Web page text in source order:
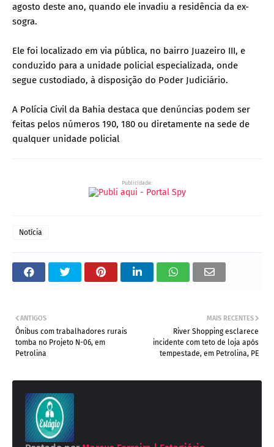
agosto deste ano, quando ele invadiu a residência da ex-
sogra.
Ele foi localizado em via pública, no bairro Juazeiro III, e
conduzido para a unidade policial especializada, onde
segue custodiado, à disposição do Poder Judiciário.
A Polícia Civil da Bahia destaca que denúncias podem ser
feitas pelos números 190, 180 ou diretamente na sede de
qualquer unidade policial
Publicidade:
Notícia
MAIS RECENTES
River Shopping esclarece
incidente com teto de loja após
tempestade, em Petrolina, PE
ANTIGOS
Ônibus com trabalhadores rurais
tomba no Projeto N-06, em
Petrolina